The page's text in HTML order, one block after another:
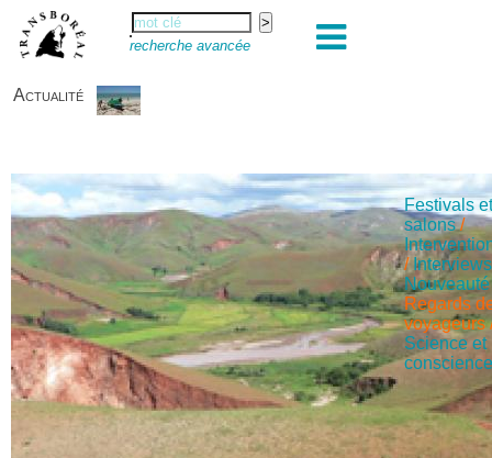
recherche avancée
Actualité
Festivals
salons /
/Interviews
Nouveauté
Regards
voyageurs
Science et